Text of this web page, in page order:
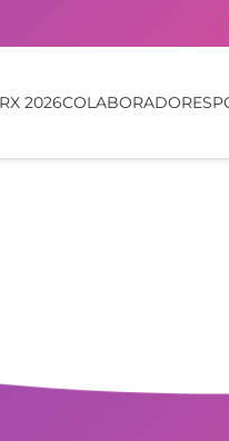
2026COLABORADORES